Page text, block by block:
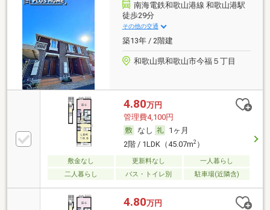
南海電鉄和歌山港線 和歌山港駅
徒歩29分
その他の交通
築13年 / 2階建
和歌山県和歌山市今福５丁目
4.80万円
管理費4,100円
なし
1ヶ月
2階 / 1LDK（45.07m2）
敷金なし 更新料なし
一人暮らし
二人暮らし
バス・トイレ別 駐車場(近隣含)
4.80万円